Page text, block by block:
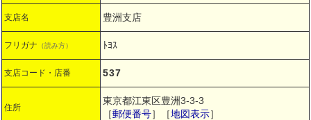
支店名 豊洲支店
フリガナ （読み方） ﾄﾖｽ
支店コード・店番 537
住所
東京都江東区豊洲3-3-3
［郵便番号］［地図表示］